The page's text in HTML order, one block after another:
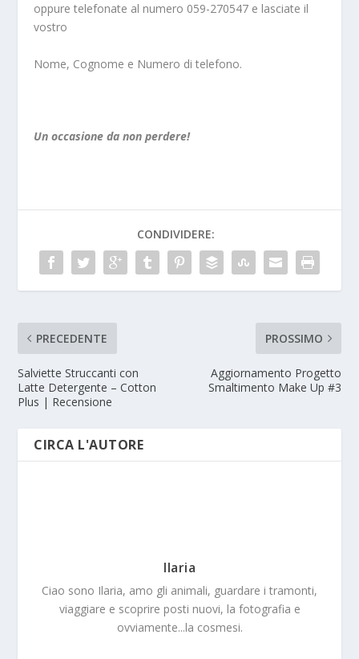
oppure telefonate al numero 059-270547 e lasciate il
vostro
Nome, Cognome e Numero di telefono.
Un occasione da non perdere!
CONDIVIDERE:
PRECEDENTE
Salviette Struccanti con
Latte Detergente – Cotton
Plus | Recensione
PROSSIMO
Aggiornamento Progetto
Smaltimento Make Up #3
CIRCA L'AUTORE
Ilaria
Ciao sono Ilaria, amo gli animali, guardare i tramonti,
viaggiare e scoprire posti nuovi, la fotografia e
ovviamente...la cosmesi.